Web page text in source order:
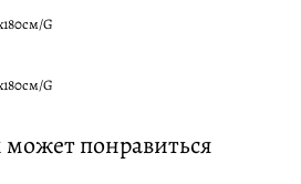
G
G
понравиться